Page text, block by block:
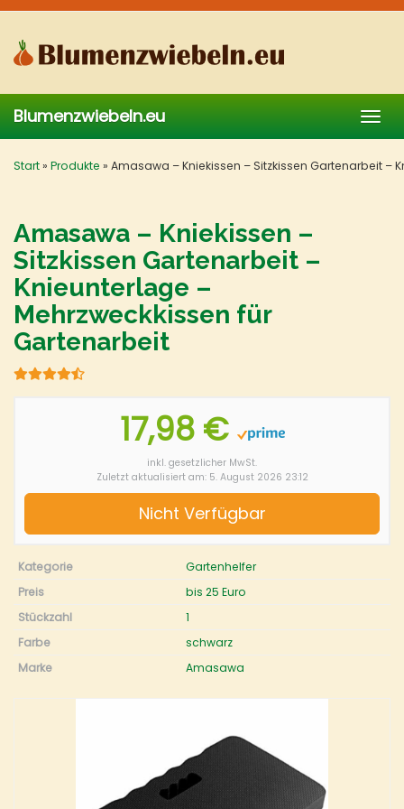
Skip
main
content
Blumenzwiebeln.eu
Start» Produkte » Amasawa – Kniekissen – Sitzkissen Gartenarbeit –
Amasawa – Kniekissen –
Sitzkissen Gartenarbeit –
Knieunterlage –
Mehrzweckkissen für
Gartenarbeit
17,98 €
inkl. gesetzlicher MwSt.
Zuletzt aktualisiert am: 5. August 2026 23:12
Nicht Verfügbar
Kategorie
Gartenhelfer
Preis
bis 25 Euro
Stückzahl
1
Farbe
schwarz
Marke
Amasawa